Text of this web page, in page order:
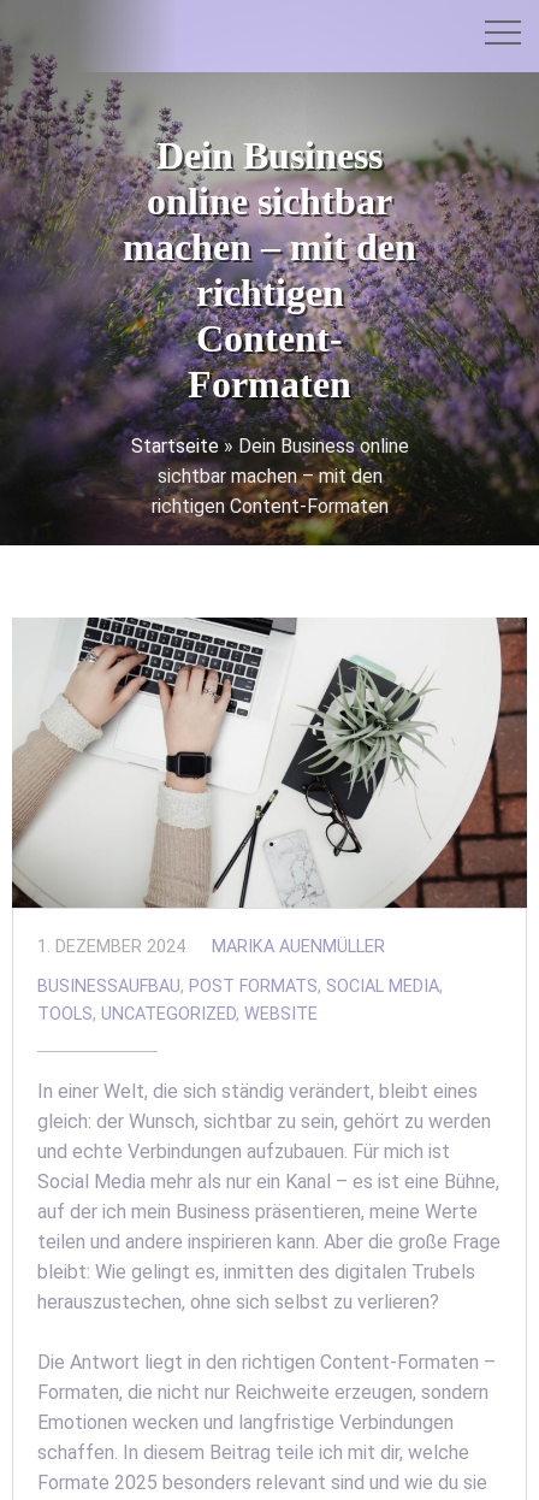
Dein Business
online sichtbar
machen – mit den
richtigen
Content-
Formaten
Startseite»Dein Business online
sichtbar machen – mit den
richtigen Content-Formaten
1. DEZEMBER 2024
MARIKA AUENMÜLLER
BUSINESSAUFBAU, POST FORMATS, SOCIAL MEDIA,
TOOLS, UNCATEGORIZED, WEBSITE
In einer Welt, die sich ständig verändert, bleibt eines
gleich: der Wunsch, sichtbar zu sein, gehört zu werden
und echte Verbindungen aufzubauen. Für mich ist
Social Media mehr als nur ein Kanal – es ist eine Bühne,
auf der ich mein Business präsentieren, meine Werte
teilen und andere inspirieren kann. Aber die große Frage
bleibt: Wie gelingt es, inmitten des digitalen Trubels
herauszustechen, ohne sich selbst zu verlieren?
Die Antwort liegt in den richtigen Content-Formaten –
Formaten, die nicht nur Reichweite erzeugen, sondern
Emotionen wecken und langfristige Verbindungen
schaffen. In diesem Beitrag teile ich mit dir, welche
Formate 2025 besonders relevant sind und wie du sie